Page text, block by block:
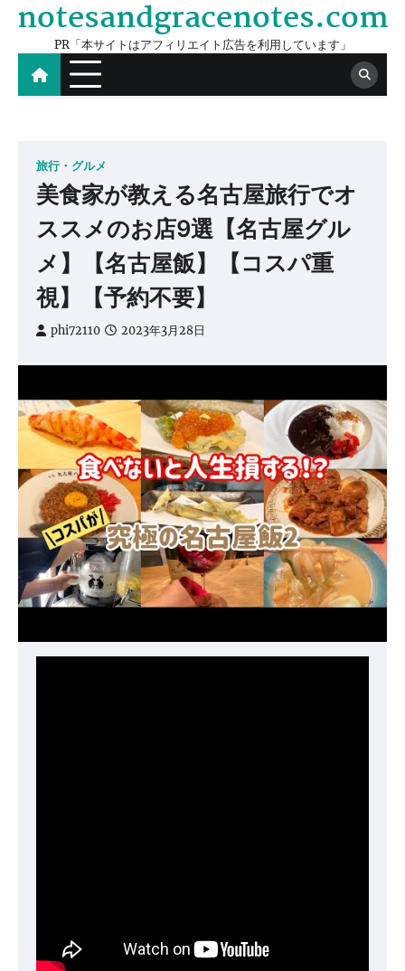
Skip
content
notesandgracenotes.com
PR「本サイトはアフィリエイト広告を利用しています」
旅行・グルメ
美食家が教える名古屋旅行でオ
ススメのお店9選【名古屋グル
メ】【名古屋飯】【コスパ重
視】【予約不要】
phi72110 2023年3月28日